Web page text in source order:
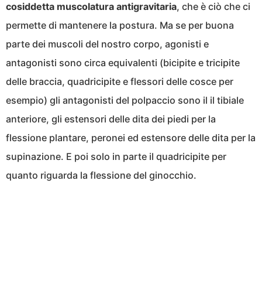
cosiddetta muscolatura antigravitaria, che è ciò che ci
permette di mantenere la postura. Ma se per buona
parte dei muscoli del nostro corpo, agonisti e
antagonisti sono circa equivalenti (bicipite e tricipite
delle braccia, quadricipite e flessori delle cosce per
esempio) gli antagonisti del polpaccio sono il il tibiale
anteriore, gli estensori delle dita dei piedi per la
flessione plantare, peronei ed estensore delle dita per la
supinazione. E poi solo in parte il quadricipite per
quanto riguarda la flessione del ginocchio.